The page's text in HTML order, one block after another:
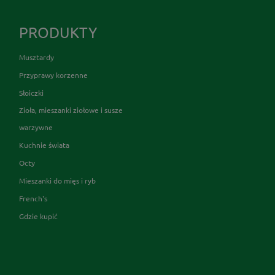
PRODUKTY
Musztardy
Przyprawy korzenne
Słoiczki
Zioła, mieszanki ziołowe i susze
warzywne
Kuchnie świata
Octy
Mieszanki do mięs i ryb
French's
Gdzie kupić